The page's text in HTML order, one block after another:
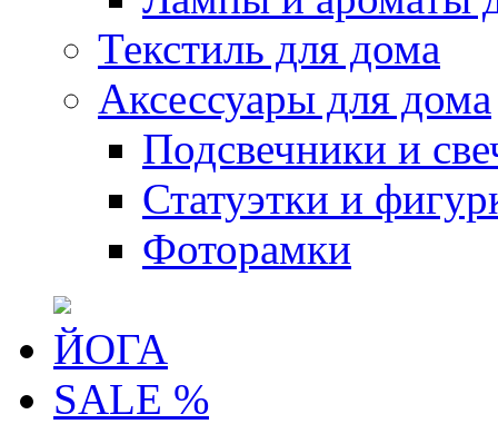
Текстиль для дома
Аксессуары для дома
Подсвечники и
Статуэтки и
Фоторамки
ЙОГА
SALE %